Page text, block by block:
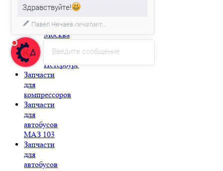
двигателей
Deutz
Москва
Санкт-
Петербург
Запчасти
для
компрессоров
Запчасти
для
автобусов
МАЗ 103
Запчасти
для
автобусов
Введите сообщение
Здравствуйте!
Павел Нечаев печатает...